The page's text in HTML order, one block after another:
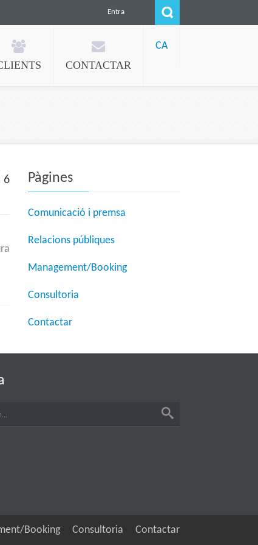
Entra
CONTACTAR
CA
6
Pàgines
Comunicació i premsa
Relacions públiques
Management/Booking
Consultoria
Contactar
Booking Consultoria Contactar